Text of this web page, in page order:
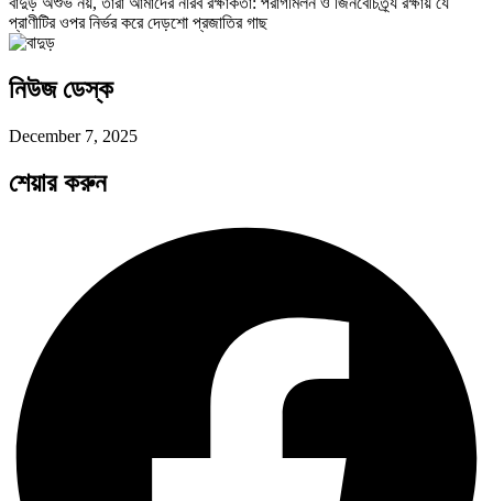
প্রাণীটির ওপর নির্ভর করে দেড়শো প্রজাতির গাছ
নিউজ ডেস্ক
December 7, 2025
শেয়ার করুন